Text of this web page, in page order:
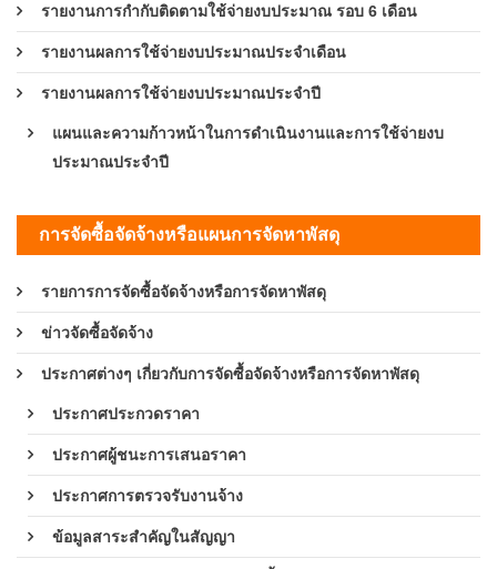
รายงานการกำกับติดตามใช้จ่ายงบประมาณ รอบ 6 เดือน
รายงานผลการใช้จ่ายงบประมาณประจำเดือน
รายงานผลการใช้จ่ายงบประมาณประจำปี
แผนและความก้าวหน้าในการดำเนินงานและการใช้จ่ายงบ
ประมาณประจำปี
การจัดซื้อจัดจ้างหรือแผนการจัดหาพัสดุ
รายการการจัดซื้อจัดจ้างหรือการจัดหาพัสดุ
ข่าวจัดซื้อจัดจ้าง
ประกาศต่างๆ เกี่ยวกับการจัดซื้อจัดจ้างหรือการจัดหาพัสดุ
ประกาศประกวดราคา
ประกาศผู้ชนะการเสนอราคา
ประกาศการตรวจรับงานจ้าง
ข้อมูลสาระสำคัญในสัญญา